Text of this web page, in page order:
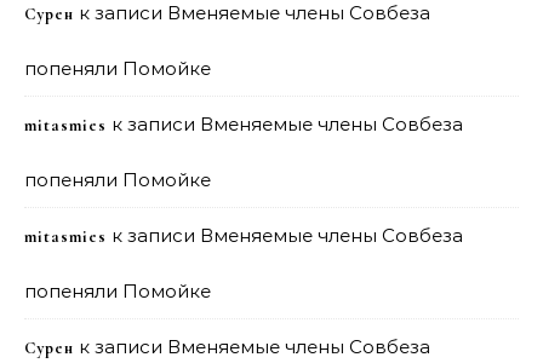
Сурен к записи Вменяемые члены Совбеза
попеняли Помойке
mitasmies к записи Вменяемые члены Совбеза
попеняли Помойке
mitasmies к записи Вменяемые члены Совбеза
попеняли Помойке
Сурен к записи Вменяемые члены Совбеза